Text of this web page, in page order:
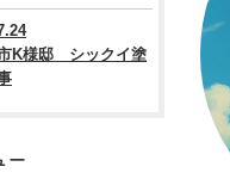
K様邸 シックイ塗
ー